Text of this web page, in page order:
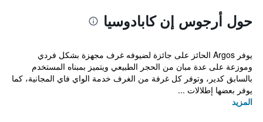
حول أرجوس إن كابادوسيا
يوفر Argos الحائز على جائزة لضيوفه غرف مجهزة بشكل فردي
وموزعة على عدة مبان من الحجر الطبيعي ويتميز بمبناه المستخدم
بالسابق كدير، وتوفر كل غرفة من الغرف خدمة الواي فاي المجانية، كما
يوفر بعضها إطلالات ...
المزيد